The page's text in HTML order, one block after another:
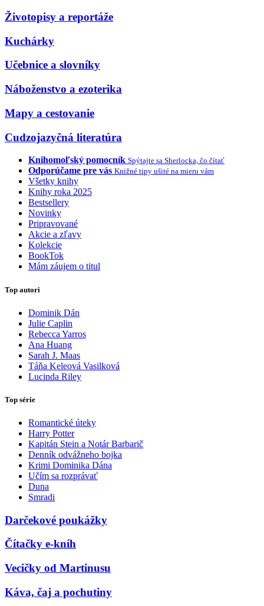
Životopisy a reportáže
Kuchárky
Učebnice a slovníky
Náboženstvo a ezoterika
Mapy a cestovanie
Cudzojazyčná literatúra
Knihomoľský pomocník Spýtajte sa Sherlocka, čo čítať
Odporúčame pre vás Knižné tipy ušité na mieru vám
Všetky knihy
Knihy roka 2025
Bestsellery
Novinky
Pripravované
Akcie a zľavy
Kolekcie
BookTok
Mám záujem o titul
Top autori
Dominik Dán
Julie Caplin
Rebecca Yarros
Ana Huang
Sarah J. Maas
Táňa Keleová Vasilková
Lucinda Riley
Top série
Romantické úteky
Harry Potter
Kapitán Stein a Notár Barbarič
Denník odvážneho bojka
Krimi Dominika Dána
Učím sa rozprávať
Duna
Smradi
Darčekové poukážky
Čítačky e-kníh
Vecičky od Martinusu
Káva, čaj a pochutiny